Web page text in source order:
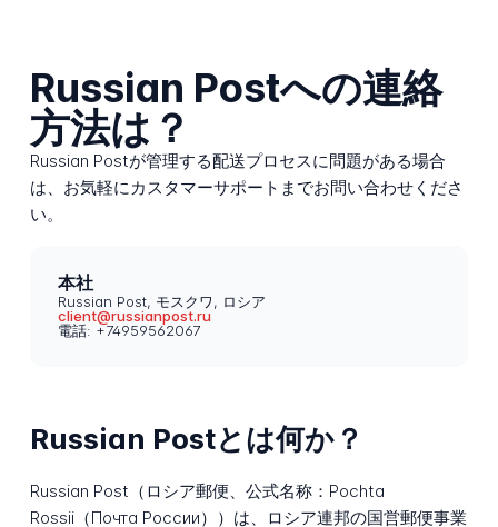
Russian Postへの連絡
方法は？
Russian Postが管理する配送プロセスに問題がある場合
は、お気軽にカスタマーサポートまでお問い合わせくださ
い。
本社
Russian Post, モスクワ, ロシア
client@russianpost.ru
電話: +74959562067
Russian Postとは何か？
Russian Post（ロシア郵便、公式名称：Pochta
Rossii（Почта России））は、ロシア連邦の国営郵便事業